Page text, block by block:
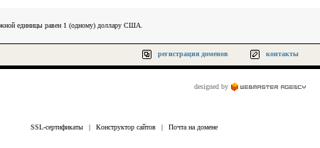
единицы равен 1 (одному) доллару США.
регистрация доменов контакты
designed by
SSL-сертификаты | Конструктор сайтов | Почта на домене